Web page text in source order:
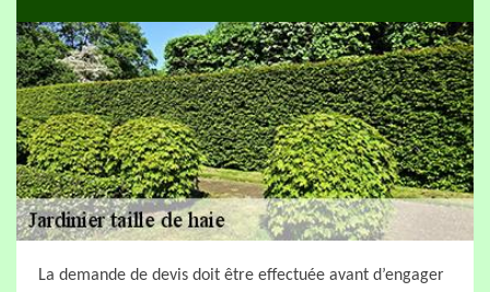
La demande de devis doit être effectuée avant d’engager